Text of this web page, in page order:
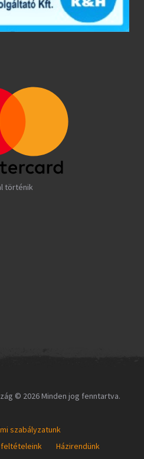
történik
© 2026 Minden jog fenntartva.
szabályzatunk
Házirendünk